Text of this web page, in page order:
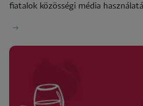
fiatalok közösségi média